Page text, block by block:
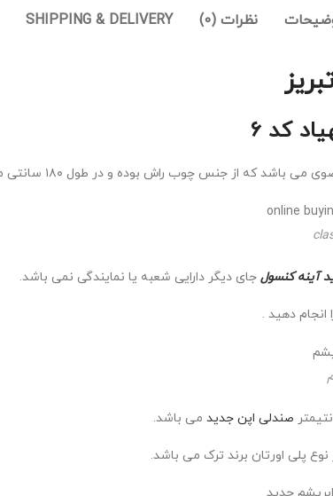
نظرات (0) SHIPPING & DELIVERY
کد 6
آینه کنسول جای دیگر دارایی شعبه یا نمایندگی نمی باشد.
دهید .
صندلی اپن جدید می باشد.
پلی اورتان برند ترک می باشد.